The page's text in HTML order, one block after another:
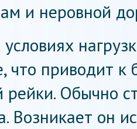
и неровной
что приводит
рейки. Обычно
Возникает он